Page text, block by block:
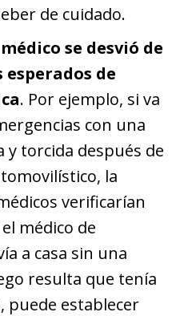
de cuidado.
se desvió de
de
. Por ejemplo, si va
con una
y torcida después de
la
verificarían
médico de
a casa sin una
resulta que tenía
puede establecer